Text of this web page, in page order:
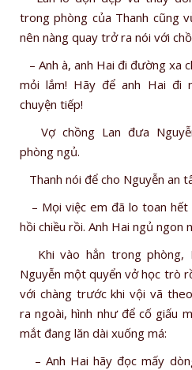
trong phòng của Thanh cũng
nên nàng quay trở ra nói với
– Anh à, anh Hai đi đường xa
mỏi lắm! Hãy để anh Hai đi
chuyện tiếp!
Vợ chồng Lan đưa
phòng ngủ.
Thanh nói để cho Nguyễn an
– Mọi việc em đã lo toan hết
hồi chiều rồi. Anh Hai ngủ ngon
Khi vào hẳn trong phòng,
Nguyễn một quyển vở học trò
với chàng trước khi vội vã
ra ngoài, hình như để cố giấu
mắt đang lăn dài xuống má:
– Anh Hai hãy đọc mấy